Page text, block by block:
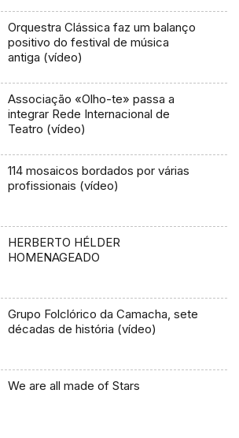
Orquestra Clássica faz um balanço
positivo do festival de música
antiga (vídeo)
Associação «Olho-te» passa a
integrar Rede Internacional de
Teatro (vídeo)
114 mosaicos bordados por várias
profissionais (vídeo)
HERBERTO HÉLDER
HOMENAGEADO
Grupo Folclórico da Camacha, sete
décadas de história (vídeo)
We are all made of Stars